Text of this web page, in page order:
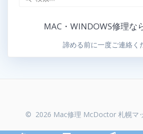
MAC・WINDOWS修理な
諦める前に一度ご連絡く
© 2026 Mac修理 McDoctor 札幌マ